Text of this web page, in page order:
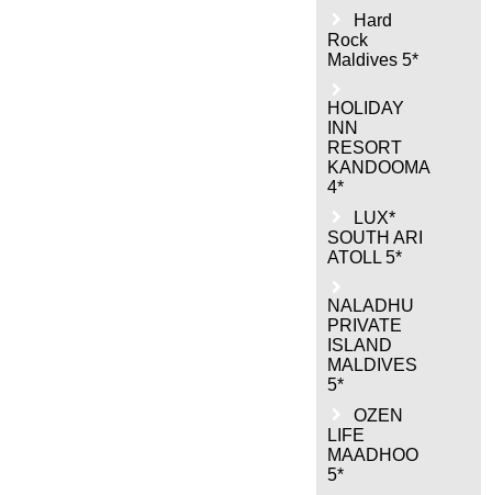
Hard
Rock
Maldives 5*
HOLIDAY
INN
RESORT
KANDOOMA
4*
LUX*
SOUTH ARI
ATOLL 5*
NALADHU
PRIVATE
ISLAND
MALDIVES
5*
OZEN
LIFE
MAADHOO
5*